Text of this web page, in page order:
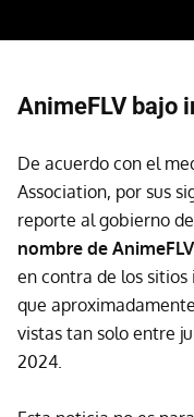
AnimeFLV bajo
De acuerdo con el
Association, por sus
reporte al gobierno
nombre de
en contra de los
que
vistas tan solo entre
2024.